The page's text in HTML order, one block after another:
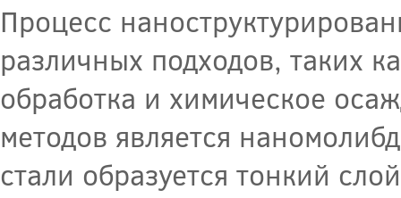
Процесс
различных подходов, таких
обработка и химическое
методов является
стали образуется тонкий